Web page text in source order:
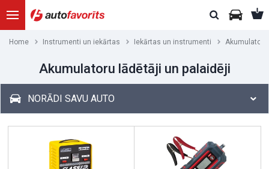
Home Instrumenti un iekārtas Iekārtas un instrumenti
Akumulatoru lādētāji un palaidēji
NORĀDI SAVU AUTO